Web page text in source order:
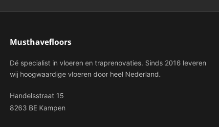
Musthavefloors
Dé specialist in vloeren en traprenovaties. Sinds 2016 leveren
wij hoogwaardige vloeren door heel Nederland.
Handelsstraat 15
8263 BE Kampen